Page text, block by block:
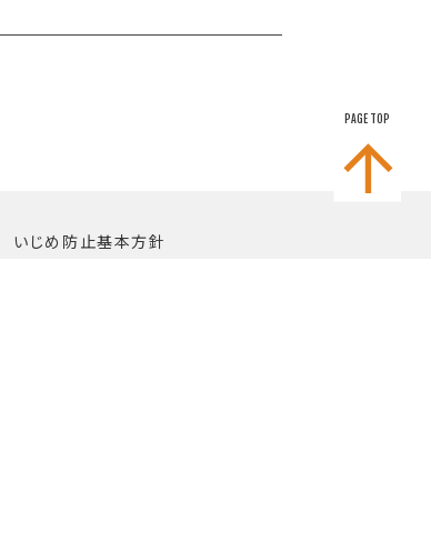
いじめ防止基本方針
PAGE TOP